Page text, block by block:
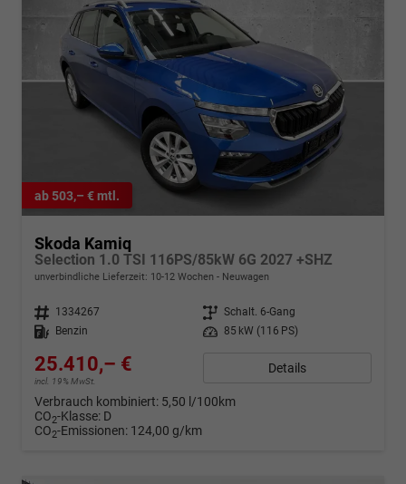
ab 503,– € mtl.
Skoda Kamiq
Selection 1.0 TSI 116PS/85kW 6G 2027 +SHZ
unverbindliche Lieferzeit: 10-12 Wochen Neuwagen
Fahrzeugnr. 1334267 Getriebe Schalt. 6-Gang
Kraftstoff
Benzin Leistung 85 kW (116 PS)
25.410,– €
incl. 19% MwSt.
Details
Verbrauch kombiniert: 5,50 l/100km
CO2-Klasse: D
CO2-Emissionen: 124,00 g/km